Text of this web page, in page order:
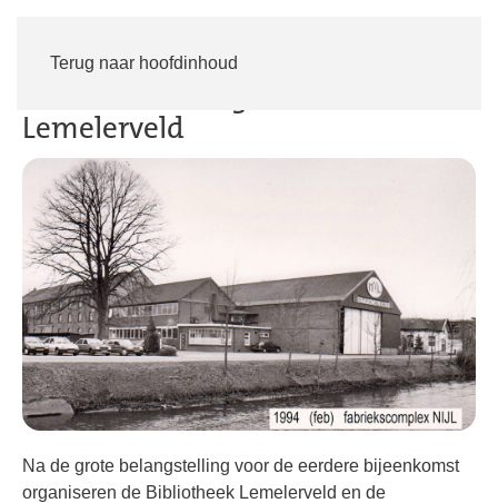
Terug naar hoofdinhoud
Lemelerveld
Na de grote belangstelling voor de eerdere bijeenkomst
organiseren de Bibliotheek Lemelerveld en de